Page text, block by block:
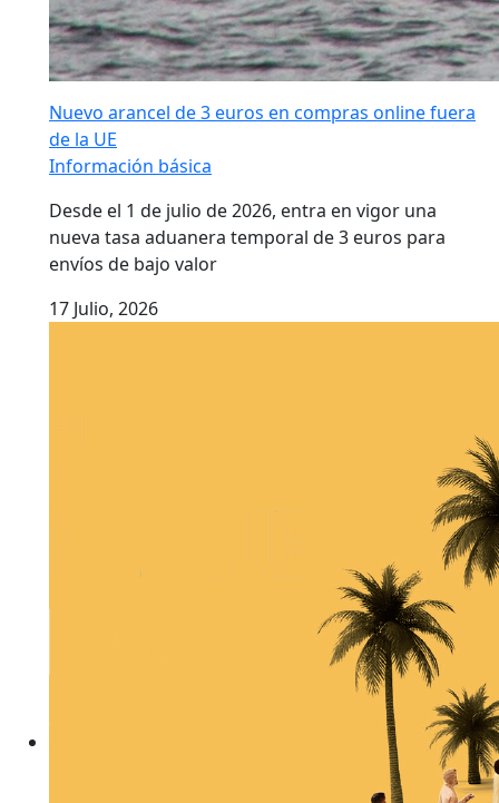
Nuevo arancel de 3 euros en compras online fuera
de la UE
Información básica
Desde el 1 de julio de 2026, entra en vigor una
nueva tasa aduanera temporal de 3 euros para
envíos de bajo valor
17 Julio, 2026